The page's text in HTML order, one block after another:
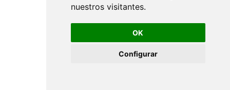
nuestros visitantes.
OK
Configurar